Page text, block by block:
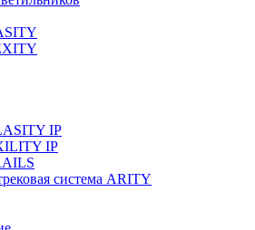
IP
IP
система ARITY